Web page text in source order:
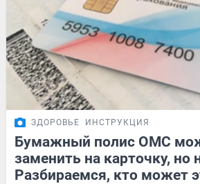
ЗДОРОВЬЕ ИНСТРУКЦИЯ
Бумажный полис ОМС
заменить на карточку, но
Разбираемся, кто может